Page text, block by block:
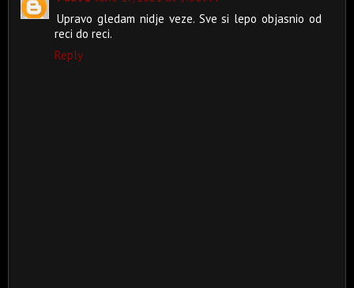
Upravo gledam nidje veze. Sve si lepo objasnio od
reci do reci.
Reply